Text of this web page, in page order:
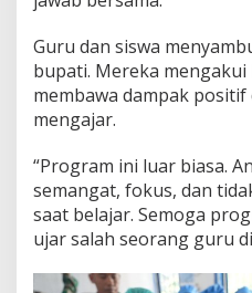
Guru dan siswa
bupati. Mereka mengakui
membawa dampak
mengajar.
“Program ini luar biasa.
semangat, fokus, dan
saat belajar. Semoga
ujar salah seorang guru